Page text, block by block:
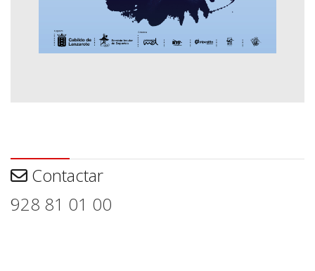
Contactar
928 81 01 00